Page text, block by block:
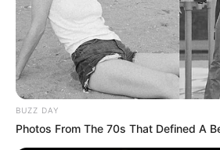
Alerta Naranja o, incluso, Roja.
Se recomienda a la comunidad
estar atenta a la información
Servicio Geológico Colombiano
estado del volcán.
BUZZ DAY
Photos From The 70s That Defined A